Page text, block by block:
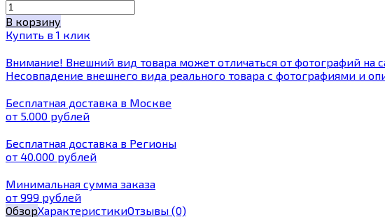
В корзину
Купить в 1 клик
Внимание! Внешний вид товара может отличаться от фотографий на
Несовпадение внешнего вида реального товара с фотографиями и
Бесплатная доставка в Москве
от 5.000 рублей
Бесплатная доставка в Регионы
от 40.000 рублей
Минимальная сумма заказа
от 999 рублей
ОбзорХарактеристикиОтзывы (0)